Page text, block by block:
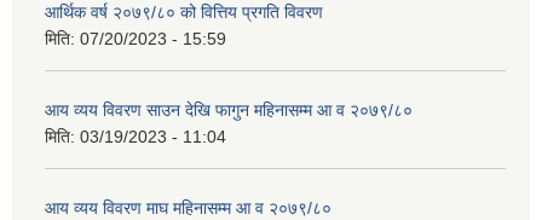
आर्थिक वर्ष २०७९/८० को वित्तिय प्रगति विवरण
मिति: 07/20/2023 - 15:59
आय व्यय विवरण साउन देखि फागुन महिनासम्म आ व २०७९/८०
मिति: 03/19/2023 - 11:04
आय व्यय विवरण माघ महिनासम्म आ व २०७९/८०